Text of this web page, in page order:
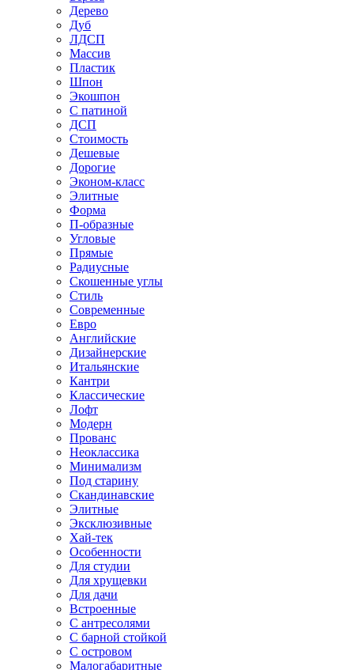
Дерево
Дуб
ЛДСП
Массив
Пластик
Шпон
Экошпон
С патиной
ДСП
Стоимость
Дешевые
Дорогие
Эконом-класс
Элитные
Форма
П-образные
Угловые
Прямые
Радиусные
Скошенные углы
Стиль
Современные
Евро
Английские
Дизайнерские
Итальянские
Кантри
Классические
Лофт
Модерн
Прованс
Неоклассика
Минимализм
Под старину
Скандинавские
Элитные
Эксклюзивные
Хай-тек
Особенности
Для студии
Для хрущевки
Для дачи
Встроенные
С антресолями
С барной стойкой
С островом
Малогабаритные